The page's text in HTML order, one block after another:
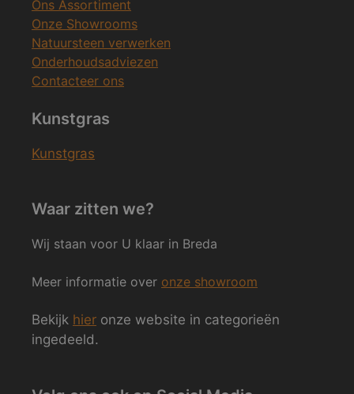
Ons Assortiment
Onze Showrooms
Natuursteen verwerken
Onderhoudsadviezen
Contacteer ons
Kunstgras
Kunstgras
Waar zitten we?
Wij staan voor U klaar in Breda
Meer informatie over onze showroom
Bekijk hier onze website in categorieën
ingedeeld.